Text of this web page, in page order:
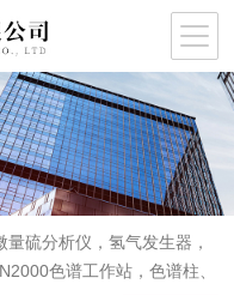
硫分析仪，氢气发生器，
色谱工作站，色谱柱、